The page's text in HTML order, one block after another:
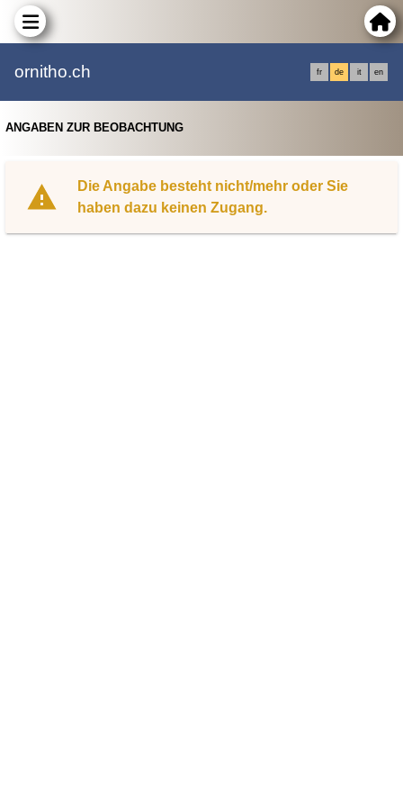
ornitho.ch fr de it en
ANGABEN ZUR BEOBACHTUNG
Die Angabe besteht nicht/mehr oder Sie
haben dazu keinen Zugang.